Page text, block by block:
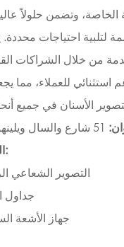
الخاصة، وتضمن حلولاً
لتلبية احتياجات محددة.
من خلال الشراكات
استثنائي للعملاء، مما
المنتجات والخدمات:
(1). التصوير الشعاعي
(2).
(3). جهاز الأشعة